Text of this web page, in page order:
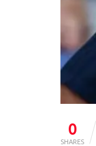
0
SHARES